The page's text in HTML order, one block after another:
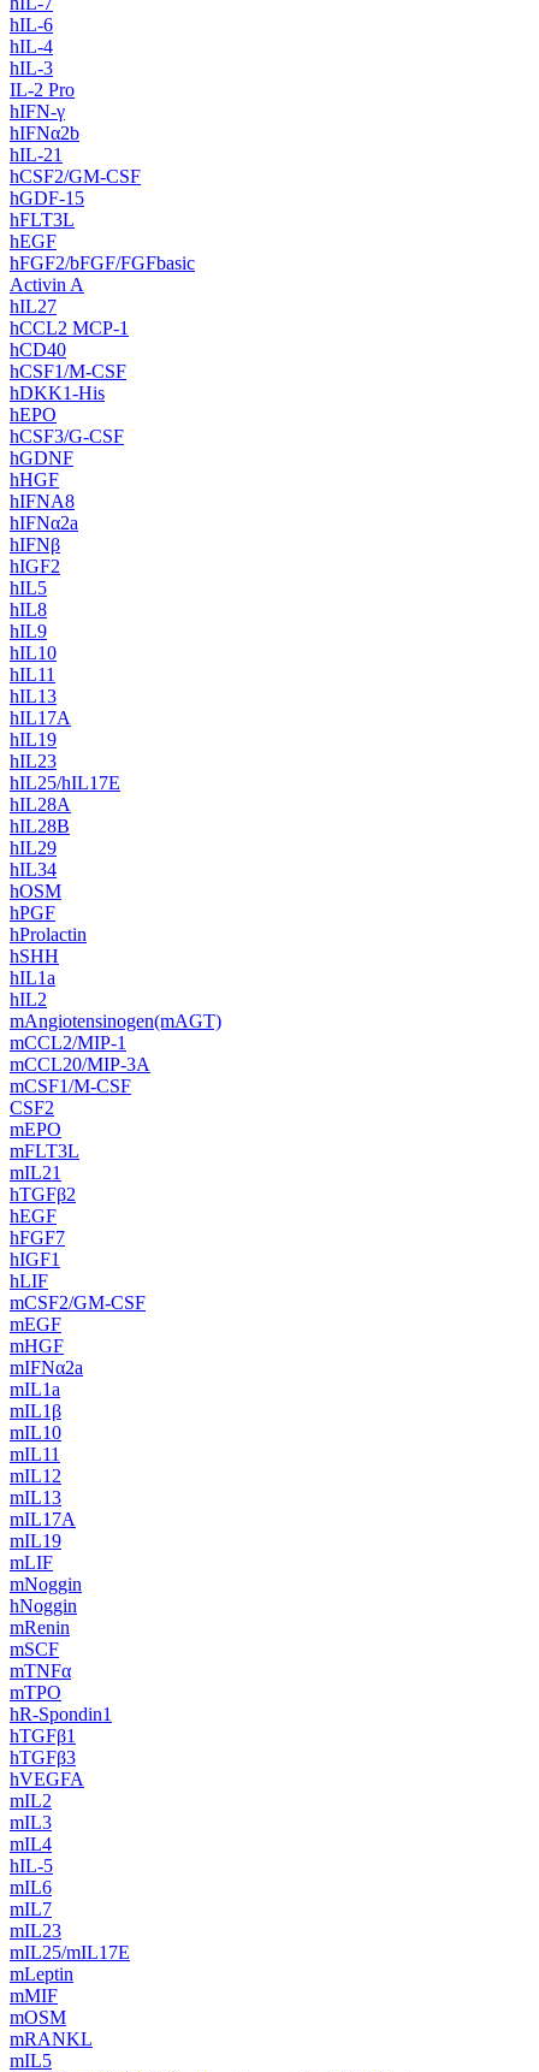
hIL-6
hIL-4
hIL-3
IL-2 Pro
hIFN-γ
hIFNα2b
hIL-21
hCSF2/GM-CSF
hGDF-15
hFLT3L
hEGF
hFGF2/bFGF/FGFbasic
Activin A
hIL27
hCCL2 MCP-1
hCD40
hCSF1/M-CSF
hDKK1-His
hEPO
hCSF3/G-CSF
hGDNF
hHGF
hIFNA8
hIFNα2a‌
hIFNβ
hIGF2
hIL5
hIL8
hIL9
hIL10
hIL11
hIL13
hIL17A
hIL19
hIL23
hIL25/hIL17E
hIL28A
hIL28B
hIL29
hIL34
hOSM
hPGF
hProlactin
hSHH
hIL1a
hIL2
mAngiotensinogen(mAGT)
mCCL2/MIP-1
mCCL20/MIP-3A
mCSF1/M-CSF
CSF2
mEPO
mFLT3L
mIL21
hTGFβ2
hEGF
hFGF7
hIGF1
hLIF
mCSF2/GM-CSF
mEGF
mHGF
mIFNα2a‌
mIL1a
mIL1β
mIL10
mIL11
mIL12
mIL13
mIL17A
mIL19
mLIF
mNoggin
hNoggin
mRenin
mSCF
mTNFα
mTPO
hR-Spondin1
hTGFβ1
hTGFβ3
hVEGFA
mIL2
mIL3
mIL4
hIL-5
mIL6
mIL7
mIL23
mIL25/mIL17E
mLeptin
mMIF
mOSM
mRANKL
mIL5